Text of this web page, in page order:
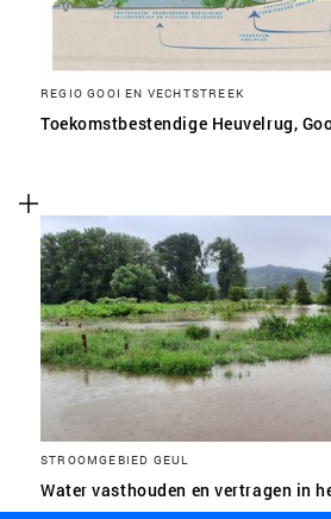
REGIO GOOI EN VECHTSTREEK
Toekomstbestendige Heuvelrug,
STROOMGEBIED GEUL
Water vasthouden en vertragen in